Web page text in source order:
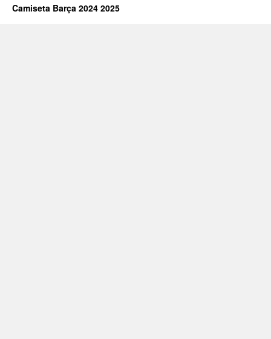
Camiseta Barça 2024 2025